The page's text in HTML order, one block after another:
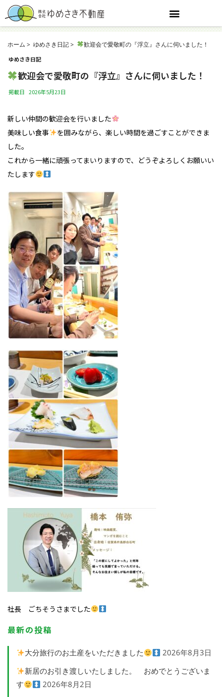
ホーム ゆめさき日記 歓迎会で愛敬町の『浮立』さんに伺いました！
ゆめさき日記
歓迎会で愛敬町の『浮立』さんに伺いました！
掲載日 2026年5月23日
新しい仲間の歓迎会を行いました
美味しい食事
を囲みながら、楽しい時間を過ごすことができま
した。
これから一緒に頑張ってまいりますので、どうぞよろしくお願いい
たします
社長 ごちそうさまでした
最新の投稿
大分旅行のお土産をいただきました
2026年8月3日
新居のお引き渡しいたしました。 おめでとうございま
す
2026年8月2日